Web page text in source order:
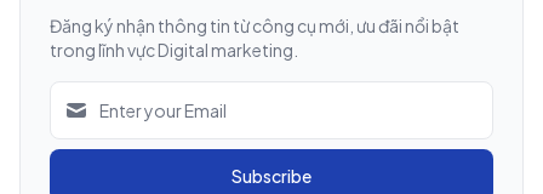
Đăng ký nhận thông tin từ công cụ mới, ưu đãi nổi bật
trong lĩnh vực Digital marketing.
Subscribe